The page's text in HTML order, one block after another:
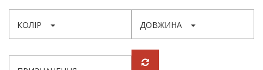
КОЛІР ДОВЖИНА